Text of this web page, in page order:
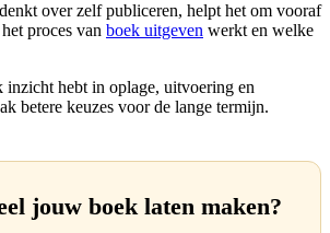
over zelf publiceren, helpt het om vooraf
proces van boek uitgeven werkt en welke
hebt in oplage, uitvoering en
betere keuzes voor de lange termijn.
jouw boek laten maken?